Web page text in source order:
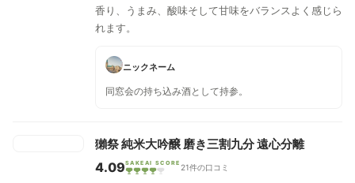
香り、うまみ、酸味そして甘味をバランスよく感じら
れます。
ニックネーム
同窓会の持ち込み酒として持参。
獺祭 純米大吟醸 磨き三割九分 遠心分離
4.09SAKEAI SCORE 21件の口コミ